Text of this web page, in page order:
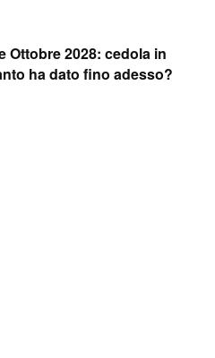
Ottobre 2028: cedola in
ha dato fino adesso?